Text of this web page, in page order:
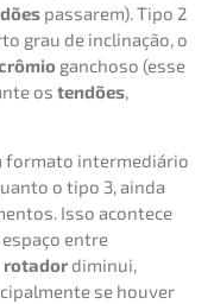
passarem). Tipo 2
grau de inclinação, o
ganchoso (esse
os tendões,
formato intermediário
o tipo 3, ainda
Isso acontece
entre
rotador diminui,
se houver